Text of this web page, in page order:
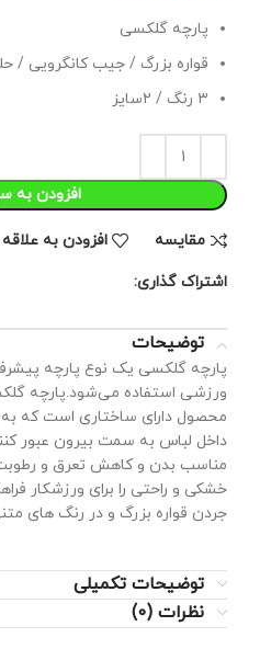
پارچه گلکسی
قواره بزرگ / جیب کانگرویی /
۳ رنگ / ۲سایز
افزودن به
مقايسه افزودن به
اشتراک گذاری:
توضیحات
پارچه گلکسی یک نوع پارچه
ورزشی استفاده می‌شود.پارچه
محصول دارای ساختاری است که به
داخل لباس به سمت بیرون عبور
مناسب بدن و کاهش تعرق و
خشکی و راحتی را برای ورزشکار
جردن قواره بزرگ و در رنگ های
توضیحات تکمیلی
نظرات (0)